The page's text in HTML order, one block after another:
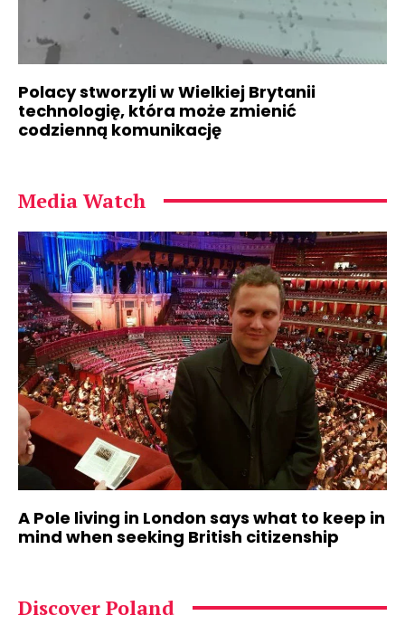
Polacy stworzyli w Wielkiej Brytanii
technologię, która może zmienić
codzienną komunikację
Media Watch
A Pole living in London says what to keep in
mind when seeking British citizenship
Discover Poland